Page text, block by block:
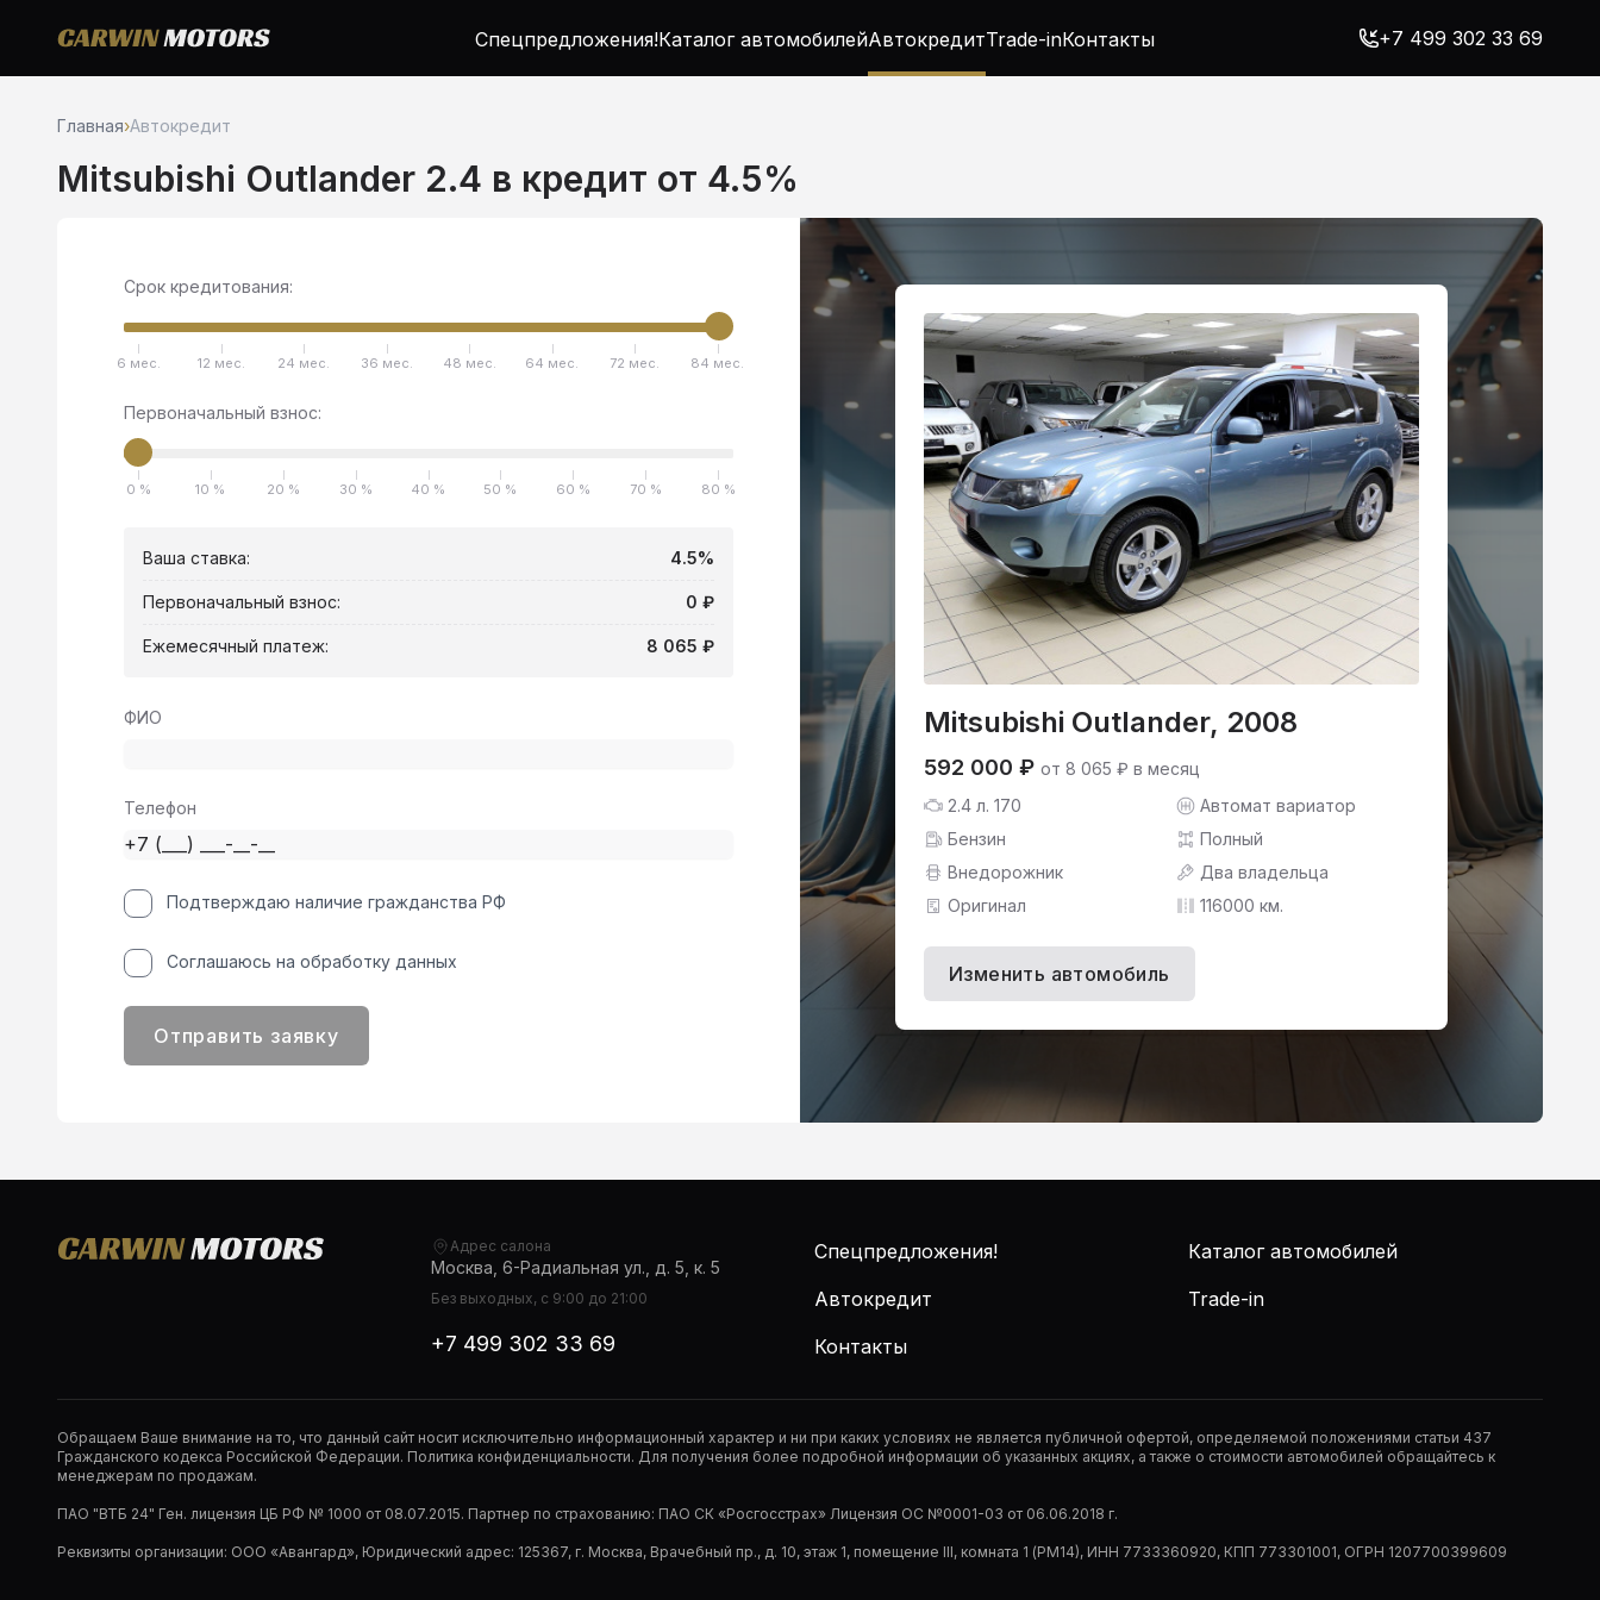
Спецпредложения!Каталог автомобилейАвтокредитTrade-inКонтакты +7 499 302 33 69
Главная›Автокредит
Mitsubishi Outlander 2.4 в кредит от 4.5%
Mitsubishi Outlander, 2008
592 000 ₽ от 8 065 ₽ в месяц
2.4 л. 170
Автомат вариатор
Бензин
Полный
Внедорожник
Два владельца
Оригинал
116000 км.
Изменить автомобиль
Срок кредитования:
6 мес. 12 мес. 24 мес. 36 мес. 48 мес. 64 мес. 72 мес. 84 мес.
Первоначальный взнос:
0 % 10 % 20 % 30 % 40 % 50 % 60 % 70 % 80 %
Ваша ставка: 4.5%
Первоначальный взнос: 0 ₽
Ежемесячный платеж: 8 065 ₽
ФИО
Телефон
Подтверждаю наличие гражданства РФ
Соглашаюсь на обработку данных
Отправить заявку
Адрес салона
Москва, 6-Радиальная ул., д. 5, к. 5
Без выходных, с 9:00 до 21:00
+7 499 302 33 69
Спецпредложения!
Каталог автомобилей
Автокредит
Trade-in
Контакты
Обращаем Ваше внимание на то, что данный сайт носит исключительно информационный характер и ни при каких условиях не является публичной офертой, определяемой положениями статьи 437
Гражданского кодекса Российской Федерации. Политика конфиденциальности. Для получения более подробной информации об указанных акциях, а также о стоимости автомобилей обращайтесь к
менеджерам по продажам.
ПАО "ВТБ 24" Ген. лицензия ЦБ РФ № 1000 от 08.07.2015. Партнер по страхованию: ПАО СК «Росгосстрах» Лицензия ОС №0001-03 от 06.06.2018 г.
Реквизиты организации: ООО «Авангард», Юридический адрес: 125367, г. Москва, Врачебный пр., д. 10, этаж 1, помещение III, комната 1 (РМ14), ИНН 7733360920, КПП 773301001, ОГРН 1207700399609